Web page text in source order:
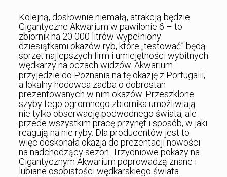
Kolejną, dosłownie niemałą, atrakcją będzie
Gigantyczne Akwarium w pawilonie 6 – to
zbiornik na 20 000 litrów wypełniony
dziesiątkami okazów ryb, które „testować” będą
sprzęt najlepszych firm i umiejętności wybitnych
wędkarzy na oczach widzów. Akwarium
przyjedzie do Poznania na tę okazję z Portugalii,
a lokalny hodowca zadba o dobrostan
prezentowanych w nim okazów. Przeszklone
szyby tego ogromnego zbiornika umożliwiają
nie tylko obserwację podwodnego świata, ale
przede wszystkim pracę przynęt i sposób, w jaki
reagują na nie ryby. Dla producentów jest to
więc doskonała okazja do prezentacji nowości
na nadchodzący sezon. Trzydniowe pokazy na
Gigantycznym Akwarium poprowadzą znane i
lubiane osobistości wędkarskiego świata.